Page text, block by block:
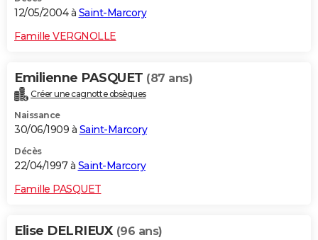
12/05/2004 à Saint-Marcory
Famille VERGNOLLE
Emilienne PASQUET (87 ans)
Créer une cagnotte obsèques
Naissance
30/06/1909 à Saint-Marcory
Décès
22/04/1997 à Saint-Marcory
Famille PASQUET
Elise DELRIEUX (96 ans)